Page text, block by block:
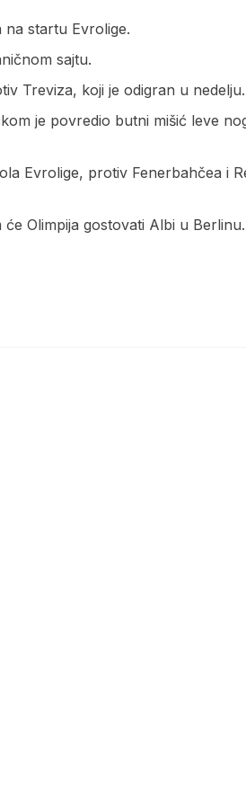
startu Evrolige.
sajtu.
Treviza, koji je odigran u nedelju.
je povredio butni mišić leve
Evrolige, protiv Fenerbahčea i
Olimpija gostovati Albi u Berlinu.